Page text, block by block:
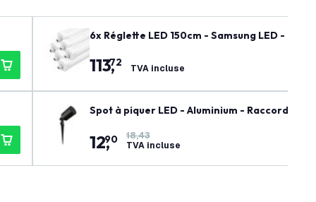
6x Réglette LED 150cm - Samsung LED -
tie
113,
72 TVA incluse
Spot à piquer LED - Aluminium - Raccord
12,
90
18,43
TVA incluse